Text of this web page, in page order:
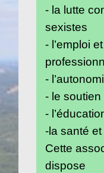
- la lutte
sexistes
- l’emploi
-
- le
-
-la santé
Cette
dispose